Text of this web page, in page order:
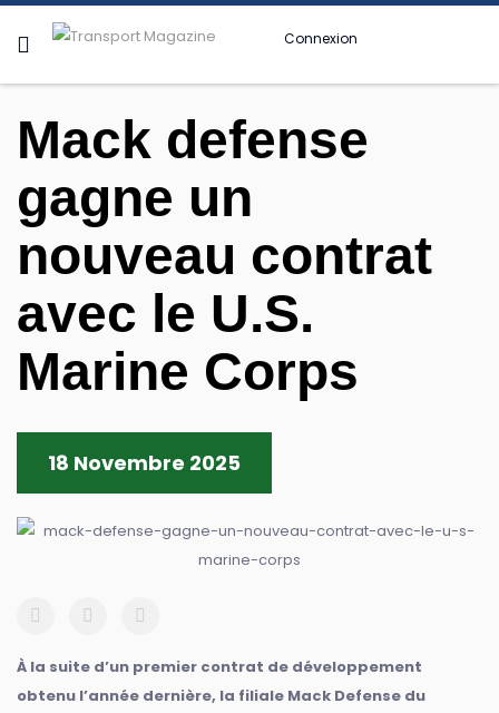
Connexion
Mack defense
gagne un
nouveau contrat
avec le U.S.
Marine Corps
18 Novembre 2025
À la suite d’un premier contrat de développement
obtenu l’année dernière, la filiale Mack Defense du